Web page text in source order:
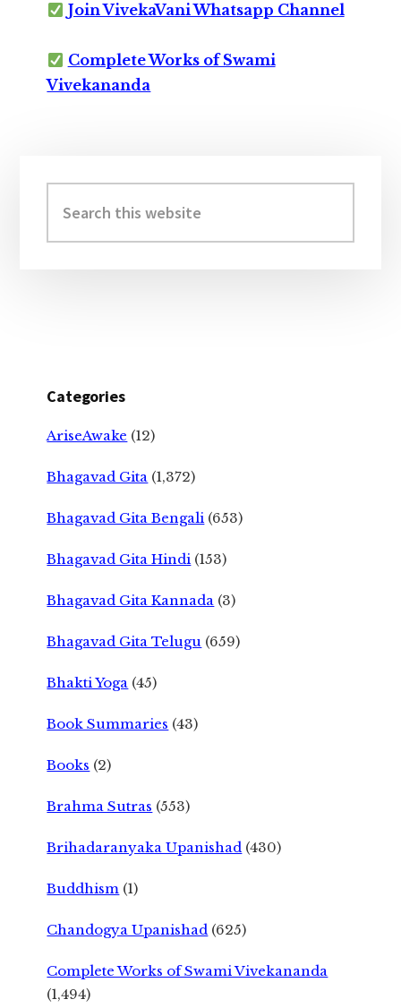
Join VivekaVani Whatsapp Channel
Complete Works of Swami
Vivekananda
Sidebar
this
website
Categories
AriseAwake (12)
Bhagavad Gita (1,372)
Bhagavad Gita Bengali (653)
Bhagavad Gita Hindi (153)
Bhagavad Gita Kannada (3)
Bhagavad Gita Telugu (659)
Bhakti Yoga (45)
Book Summaries (43)
Books (2)
Brahma Sutras (553)
Brihadaranyaka Upanishad (430)
Buddhism (1)
Chandogya Upanishad (625)
Complete Works of Swami Vivekananda
(1,494)